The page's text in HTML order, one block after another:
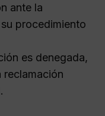
ante la
procedimiento
es denegada,
reclamación